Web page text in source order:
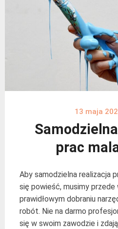
13 maja
prac
Aby samodzielna realizacja
się powieść, musimy
prawidłowym dobraniu
robót. Nie na darmo
się w swoim zawodzie i